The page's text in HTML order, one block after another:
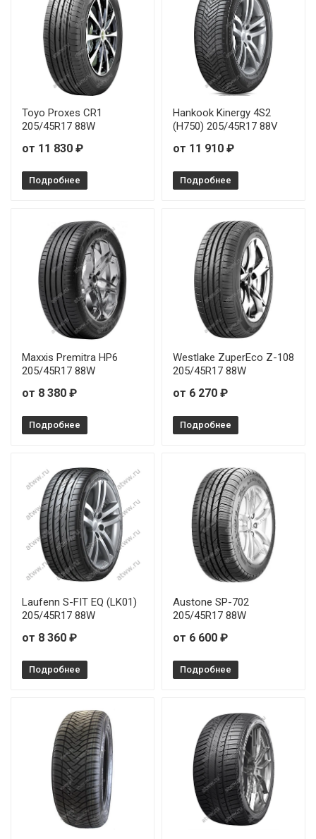
Toyo Proxes CR1
205/45R17 88W
от 11 830 ₽
Подробнее
Hankook Kinergy 4S2
(H750) 205/45R17 88V
от 11 910 ₽
Подробнее
Maxxis Premitra HP6
205/45R17 88W
от 8 380 ₽
Подробнее
Westlake ZuperEco Z-108
205/45R17 88W
от 6 270 ₽
Подробнее
Laufenn S-FIT EQ (LK01)
205/45R17 88W
от 8 360 ₽
Подробнее
Austone SP-702
205/45R17 88W
от 6 600 ₽
Подробнее